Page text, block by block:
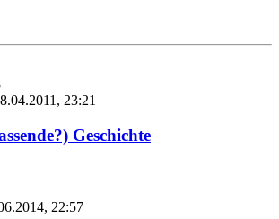
23:21
Geschichte
22:57